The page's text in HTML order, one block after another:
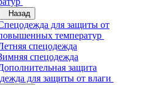
Назад
для защиты от
температур
спецодежда
спецодежда
защита
для защиты от влаги